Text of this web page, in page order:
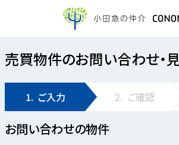
売買物件のお問い合わせ・
1. ご入力 2. ご確認
お問い合わせの物件